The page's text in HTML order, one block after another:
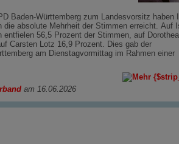
Baden-Württemberg zum Landesvorsitz haben
die absolute Mehrheit der Stimmen erreicht. Auf
entfielen 56,5 Prozent der Stimmen, auf Dorothea
Carsten Lotz 16,9 Prozent. Dies gab der
am Dienstagvormittag im Rahmen einer
am 16.06.2026